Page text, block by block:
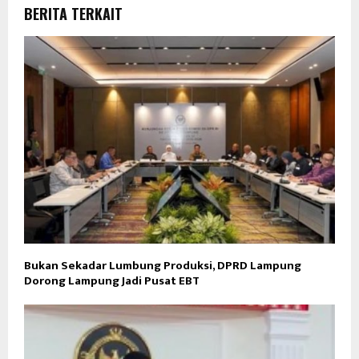
BERITA TERKAIT
Bukan Sekadar Lumbung Produksi, DPRD Lampung
Dorong Lampung Jadi Pusat EBT